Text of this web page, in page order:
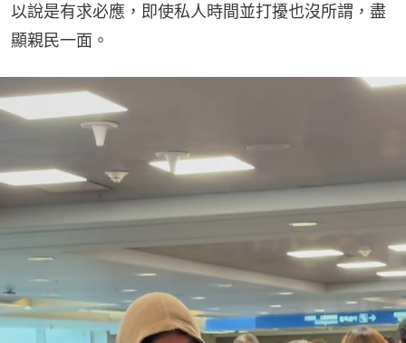
以說是有求必應，即使私人時間並打擾也沒所謂，盡
顯親民一面。